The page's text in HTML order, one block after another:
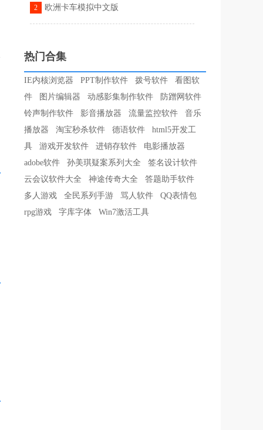
2 欧洲卡车模拟中文版
热门合集
IE内核浏览器 PPT制作软件 拨号软件
看图软
件
图片编辑器 动感影集制作软件
防蹭网软件
铃声制作软件
影音播放器 流量监控软件
音乐
播放器
淘宝秒杀软件 德语软件
html5开发工
具
游戏开发软件 进销存软件
电影播放器
adobe软件
孙美琪疑案系列大全
签名设计软件
云会议软件大全
神途传奇大全
答题助手软件
多人游戏
全民系列手游 骂人软件
QQ表情包
rpg游戏
字库字体 Win7激活工具